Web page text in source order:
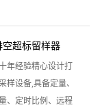
超标留样器
年经验精心设计打
样设备,具备定量、
、定时比例、远程